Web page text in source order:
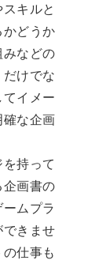
キルと
かどうか
みなどの
けでな
てイメー
確な企画
持って
企画書の
ムプラ
できませ
仕事も